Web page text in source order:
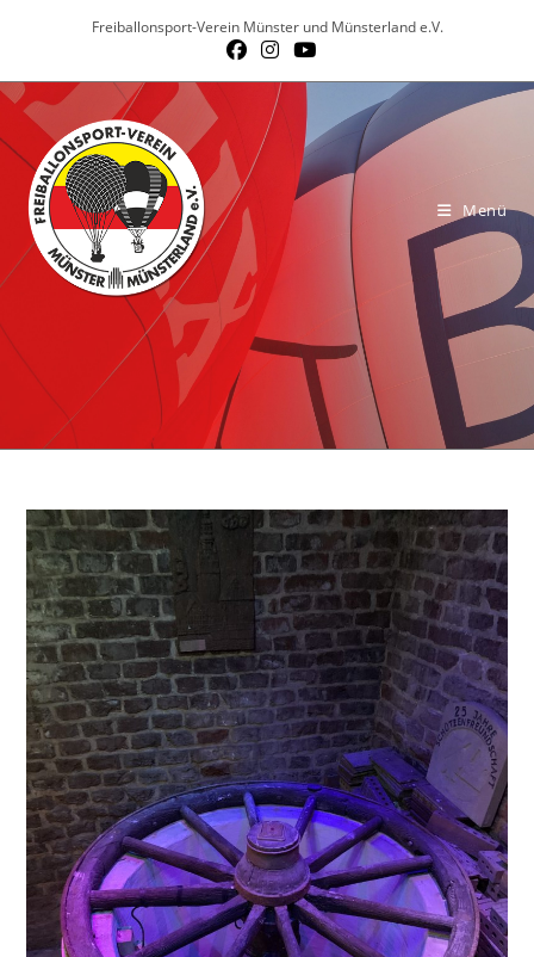
Freiballonsport-Verein Münster und Münsterland e.V.
Menü